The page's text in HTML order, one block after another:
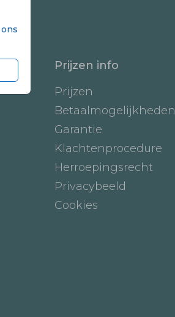
ons
Prijzen info
Prijzen
Betaalmogelijkheden
Garantie
Klachtenprocedure
Herroepingsrecht
Privacybeeld
Cookies